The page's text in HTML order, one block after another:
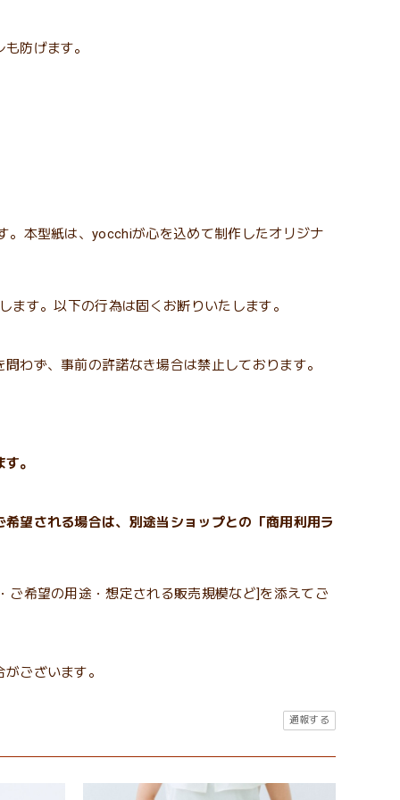
防げます。
本型紙は、yocchiが心を込めて制作したオリジナ
す。以下の行為は固くお断りいたします。
わず、事前の許諾なき場合は禁止しております。
。
望される場合は、別途当ショップとの「商用利用ラ
希望の用途・想定される販売規模など]を添えてご
ございます。
通報する